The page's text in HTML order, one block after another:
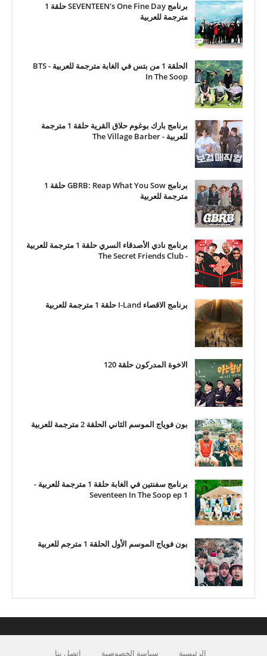
برنامج SEVENTEEN's One Fine Day حلقة 1
مترجمة للعربية
الحلقة 1 من بتس في الغابة مترجمة للعربية - BTS
In The Soop
برنامج بارك بوغوم حلاق القرية حلقة 1 مترجمة
للعربية - The Village Barber
برنامج GBRB: Reap What You Sow حلقة 1
مترجمة للعربية
برنامج نادي الأصدقاء السري حلقة 1 مترجمة للعربية
- The Secret Friends Club
برنامج الاقصاء I-Land حلقة 1 مترجمة للعربية
الاخوة المدركون حلقة 120
بون فوياج الموسم الثاني الحلقة 2 مترجمة للعربية
برنامج سفنتين في الغابة حلقة 1 مترجمة للعربية -
Seventeen In The Soop ep 1
بون فوياج الموسم الأول الحلقة 1 مترجم للعربية
الرئيسية سياسة الخصوصية اتصل بنا